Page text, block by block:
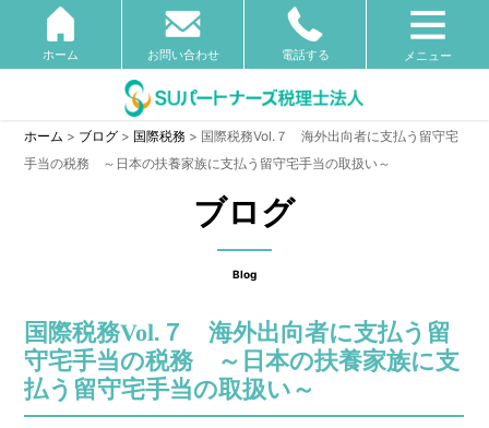
ホーム お問い合わせ 電話する メニュー
ホーム > ブログ > 国際税務 > 国際税務Vol.７ 海外出向者に支払う留守宅
手当の税務 ～日本の扶養家族に支払う留守宅手当の取扱い～
ブログ
Blog
国際税務Vol.７ 海外出向者に支払う留
守宅手当の税務 ～日本の扶養家族に支
払う留守宅手当の取扱い～